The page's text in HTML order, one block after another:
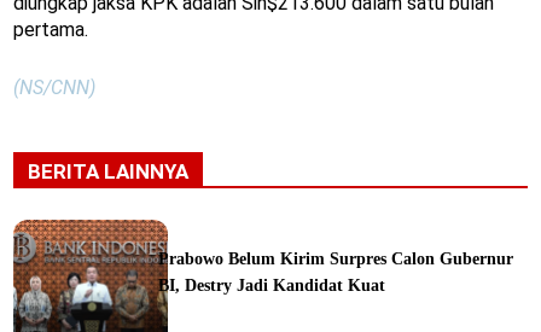
pertama.
(NS/CNN)
BERITA LAINNYA
Prabowo Belum Kirim Surpres Calon Gubernur
BI, Destry Jadi Kandidat Kuat